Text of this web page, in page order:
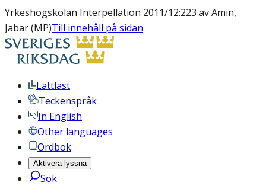
Yrkeshögskolan Interpellation 2011/12:223 av Amin,
Jabar (MP)Till innehåll på sidan
Lättläst
Teckenspråk
In English
Other languages
Ordbok
Aktivera lyssna
Sök